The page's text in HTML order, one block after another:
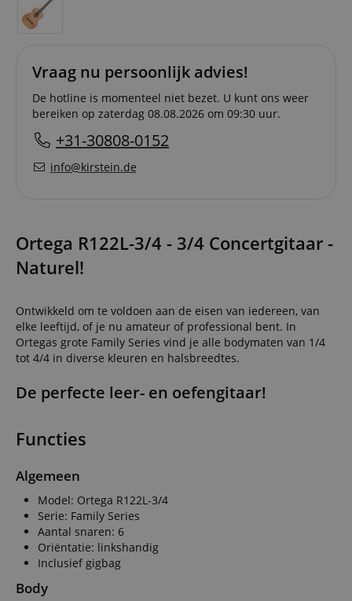
Vraag nu persoonlijk advies!
De hotline is momenteel niet bezet. U kunt ons weer
bereiken op zaterdag 08.08.2026 om 09:30 uur.
+31-30808-0152
info@kirstein.de
Ortega R122L-3/4 - 3/4 Concertgitaar -
Naturel!
Ontwikkeld om te voldoen aan de eisen van iedereen, van
elke leeftijd, of je nu amateur of professional bent. In
Ortegas grote Family Series vind je alle bodymaten van 1/4
tot 4/4 in diverse kleuren en halsbreedtes.
De perfecte leer- en oefengitaar!
Functies
Algemeen
Model: Ortega R122L-3/4
Serie: Family Series
Aantal snaren: 6
Oriëntatie: linkshandig
Inclusief gigbag
Body